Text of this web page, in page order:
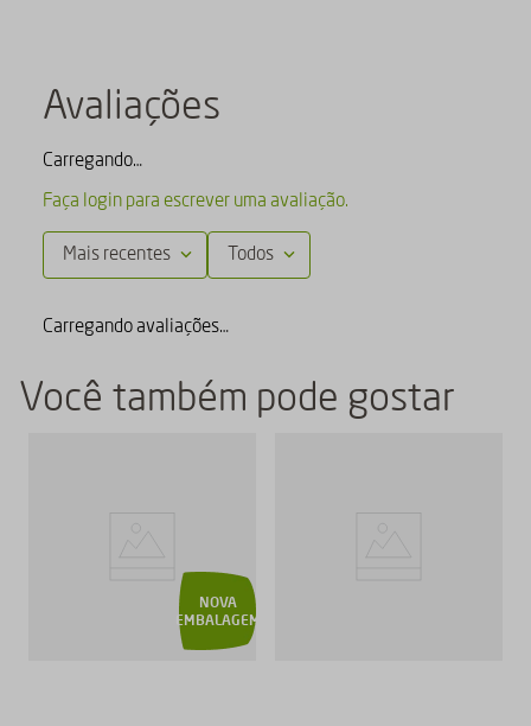
Avaliações
Carregando…
Faça login para escrever uma avaliação.
Mais recentes Todos
Carregando avaliações…
Você também pode gostar
NOVA
EMBALAGEM